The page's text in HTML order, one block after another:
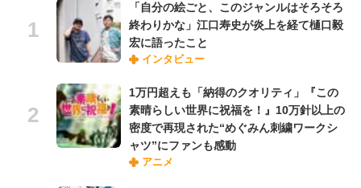
「自分の絵ごと、このジャンルはそろそろ
終わりかな」江口寿史が炎上を経て樋口毅
宏に語ったこと
インタビュー
1万円超えも「納得のクオリティ」『この
素晴らしい世界に祝福を！』10万針以上の
密度で再現された“めぐみん刺繍ワークシ
ャツ”にファンも感動
アニメ